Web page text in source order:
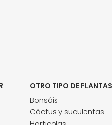
OTRO TIPO DE PLANTAS
Bonsáis
Cáctus y suculentas